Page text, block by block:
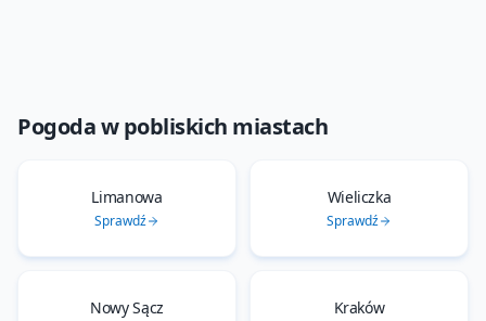
Pogoda w pobliskich miastach
Limanowa
Sprawdź
Wieliczka
Sprawdź
Nowy Sącz Kraków